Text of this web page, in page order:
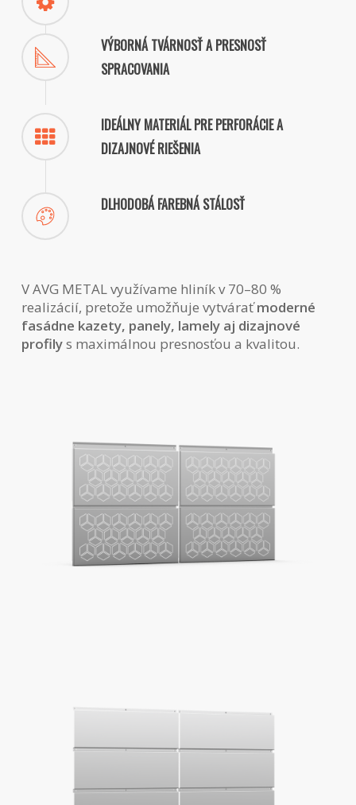
VÝBORNÁ TVÁRNOSŤ A PRESNOSŤ
SPRACOVANIA
IDEÁLNY MATERIÁL PRE PERFORÁCIE A
DIZAJNOVÉ RIEŠENIA
DLHODOBÁ FAREBNÁ STÁLOSŤ
V AVG METAL využívame hliník v 70–80 %
realizácií, pretože umožňuje vytváraťmoderné
fasádne kazety, panely, lamely aj dizajnové
profilys maximálnou presnosťou a kvalitou.